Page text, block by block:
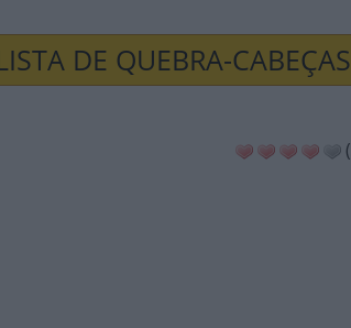
DE QUEBRA-CABEÇAS
(